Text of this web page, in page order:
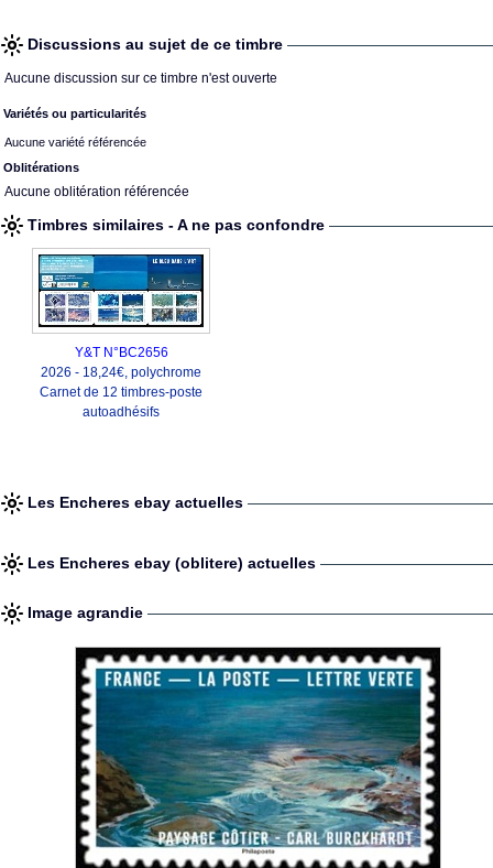
Discussions au sujet de ce timbre
Aucune discussion sur ce timbre n'est ouverte
Variétés ou particularités
Aucune variété référencée
Oblitérations
Aucune oblitération référencée
Timbres similaires - A ne pas confondre
Y&T N°BC2656
2026 - 18,24€, polychrome
Carnet de 12 timbres-poste
autoadhésifs
Les Encheres ebay actuelles
Les Encheres ebay (oblitere) actuelles
Image agrandie